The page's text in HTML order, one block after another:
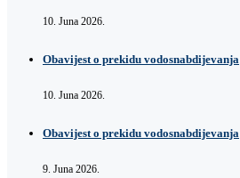
10. Juna 2026.
Obavijest o prekidu vodosnabdijevanja
10. Juna 2026.
Obavijest o prekidu vodosnabdijevanja
9. Juna 2026.